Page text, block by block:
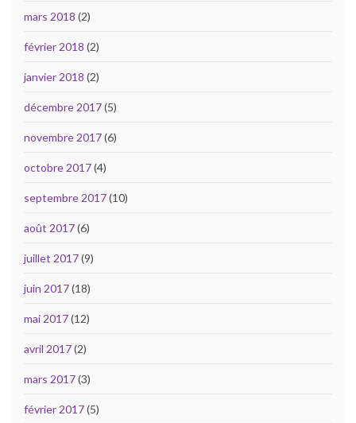
mars 2018 (2)
février 2018 (2)
janvier 2018 (2)
décembre 2017(5)
novembre 2017(6)
octobre 2017(4)
septembre 2017(10)
août 2017(6)
juillet 2017(9)
juin 2017(18)
mai 2017(12)
avril 2017(2)
mars 2017(3)
février 2017(5)